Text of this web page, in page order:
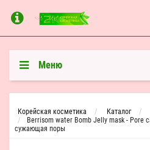
Меню
Корейская косметика Каталог
Berrisom water Bomb Jelly mask - Pore
сужающая поры